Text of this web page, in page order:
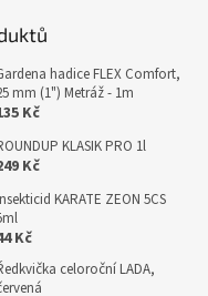
hadice FLEX Comfort,
mm (1") Metráž - 1m
Kč
KLASIK PRO 1l
Kč
KARATE ZEON 5CS
Kč
celoroční LADA,